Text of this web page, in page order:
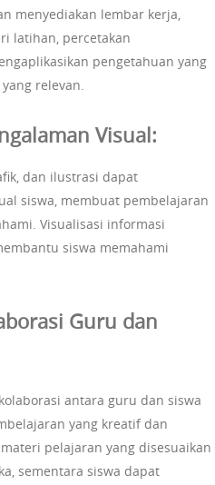
menyediakan lembar kerja,
latihan, percetakan
pengetahuan yang
relevan.
Visual:
dan ilustrasi dapat
siswa, membuat pembelajaran
Visualisasi informasi
siswa memahami
Guru dan
antara guru dan siswa
yang kreatif dan
pelajaran yang disesuaikan
sementara siswa dapat